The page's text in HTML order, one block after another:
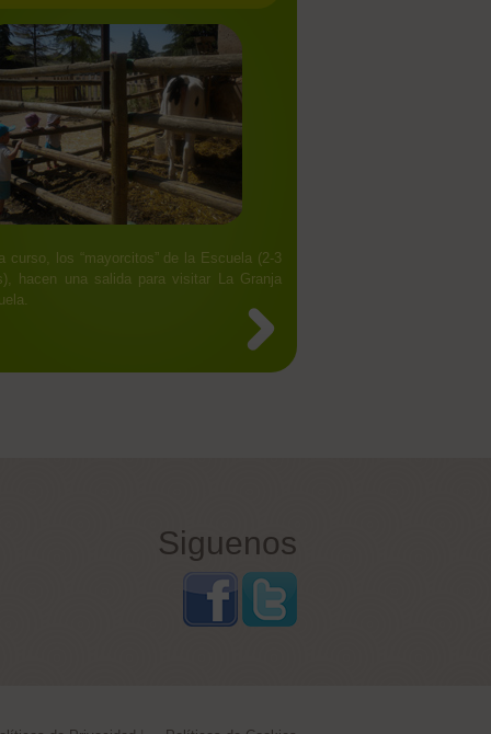
curso, los “mayorcitos” de la Escuela (2-3
hacen una salida para visitar La Granja
Siguenos